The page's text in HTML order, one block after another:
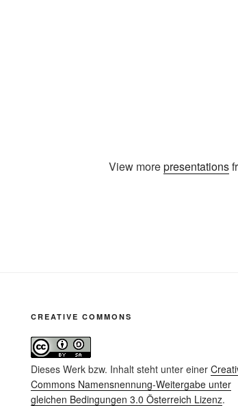
View morepresentations
CREATIVE COMMONS
Dieses Werk bzw. Inhalt steht unter einer
Commons Namensnennung-Weitergabe unter
gleichen Bedingungen 3.0 Österreich Lizenz.